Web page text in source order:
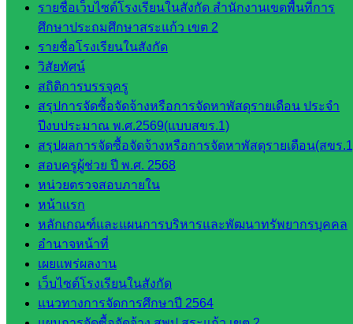
รายชื่อเว็บไซต์โรงเรียนในสังกัด สำนักงานเขตพื้นที่การ
ศึกษาประถมศึกษาสระแก้ว เขต 2
รายชื่อโรงเรียนในสังกัด
วิสัยทัศน์
สถิติการบรรจุครู
สรุปการจัดซื้อจัดจ้างหรือการจัดหาพัสดุรายเดือน ประจำ
ปีงบประมาณ พ.ศ.2569(แบบสขร.1)
สรุปผลการจัดซื้อจัดจ้างหรือการจัดหาพัสดุรายเดือน(สขร
สอบครูผู้ช่วย ปี พ.ศ. 2568
หน่วยตรวจสอบภายใน
หน้าแรก
หลักเกณฑ์และแผนการบริหารและพัฒนาทรัพยากรบุคคล
อำนาจหน้าที่
เผยแพร่ผลงาน
เว็บไซต์โรงเรียนในสังกัด
แนวทางการจัดการศึกษาปี 2564
และบุ
คลากรฯ
กลุ่มนิ
เทศ
ติดตาม
และประ
เมินผลฯ
เว็บไซต์
หลักสูตร
ต้าน
ทุจริต
ห้อง
นิเทศ
ศน.นิพนธ์
พรมพิไล
ห้อง